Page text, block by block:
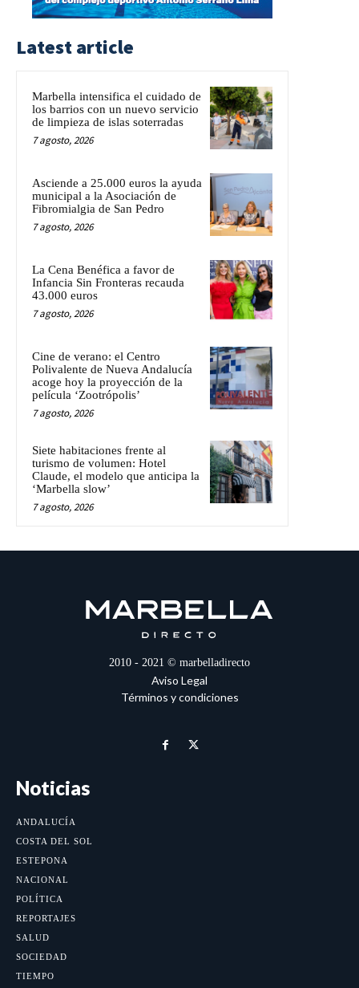
Latest article
Marbella intensifica el cuidado de
los barrios con un nuevo servicio
de limpieza de islas soterradas
7 agosto, 2026
Asciende a 25.000 euros la ayuda
municipal a la Asociación de
Fibromialgia de San Pedro
7 agosto, 2026
La Cena Benéfica a favor de
Infancia Sin Fronteras recauda
43.000 euros
7 agosto, 2026
Cine de verano: el Centro
Polivalente de Nueva Andalucía
acoge hoy la proyección de la
película ‘Zootrópolis’
7 agosto, 2026
Siete habitaciones frente al
turismo de volumen: Hotel
Claude, el modelo que anticipa la
‘Marbella slow’
7 agosto, 2026
2010 - 2021 © marbelladirecto
Aviso Legal
Términos y condiciones
Noticias
ANDALUCÍA
COSTA DEL SOL
ESTEPONA
NACIONAL
POLÍTICA
REPORTAJES
SALUD
SOCIEDAD
TIEMPO